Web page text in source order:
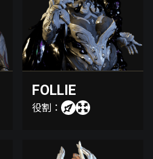
FOLLIE
役割：